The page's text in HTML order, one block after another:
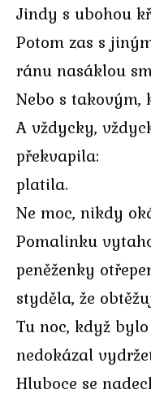
Jindy s ubohou
Potom zas s
ránu nasáklou
Nebo s takovým,
A vždycky,
překvapila:
platila.
Ne moc, nikdy
Pomalinku
peněženky
styděla, že
Tu noc, když
nedokázal
Hluboce se